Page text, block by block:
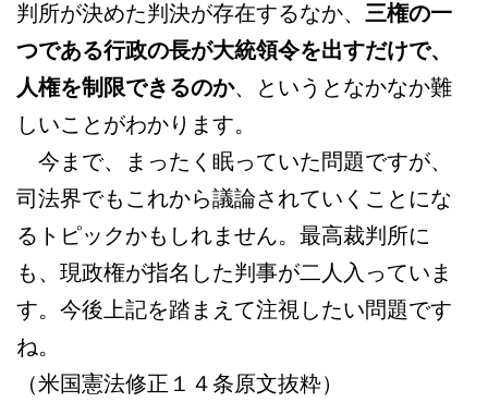
判所が決めた判決が存在するなか、 三権の一
つである行政の長が大統領令を出すだけで、
人権を制限できるのか、というとなかなか難
しいことがわかります。
今まで、まったく眠っていた問題ですが、
司法界でもこれから議論されていくことにな
るトピックかもしれません。最高裁判所に
も、現政権が指名した判事が二人入っていま
す。今後上記を踏まえて注視したい問題です
ね。
（米国憲法修正１４条原文抜粋）